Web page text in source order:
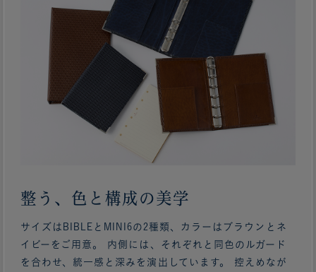
整う、色と構成の美学
サイズはBIBLEとMINI6の2種類、カラーはブラウンとネ
イビーをご用意。 内側には、それぞれと同色のルガード
を合わせ、統一感と深みを演出しています。 控えめなが